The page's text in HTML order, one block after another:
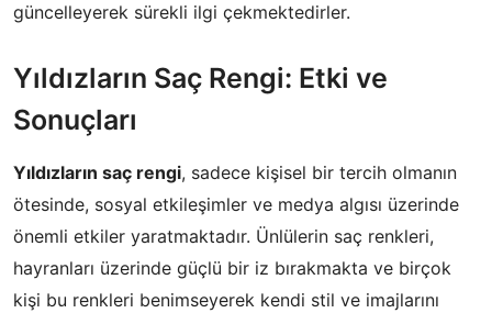
güncelleyerek sürekli ilgi çekmektedirler.
Yıldızların Saç Rengi: Etki ve
Sonuçları
Yıldızların saç rengi, sadece kişisel bir tercih olmanın
ötesinde, sosyal etkileşimler ve medya algısı üzerinde
önemli etkiler yaratmaktadır. Ünlülerin saç renkleri,
hayranları üzerinde güçlü bir iz bırakmakta ve birçok
kişi bu renkleri benimseyerek kendi stil ve imajlarını